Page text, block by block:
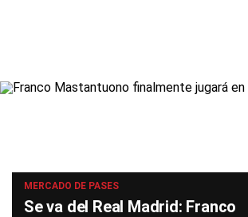
MERCADO DE PASES
Se va del Real Madrid: Franco